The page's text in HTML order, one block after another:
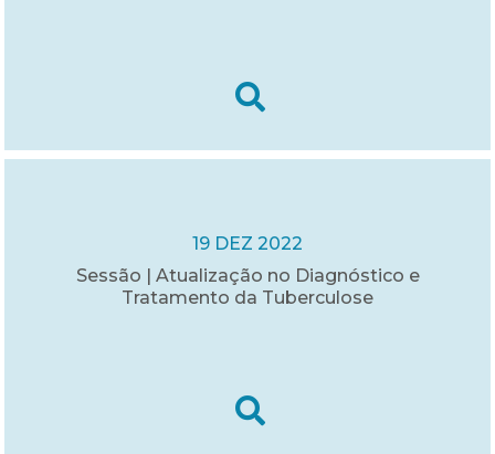
19 DEZ 2022
Sessão | Atualização no Diagnóstico e
Tratamento da Tuberculose